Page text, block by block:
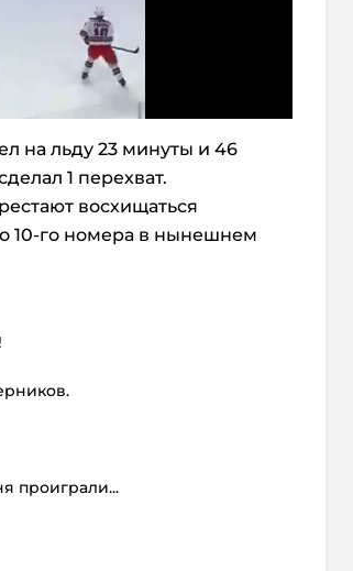
на льду 23 минуты и 46
1 перехват.
восхищаться
10-го номера в нынешнем
проиграли...